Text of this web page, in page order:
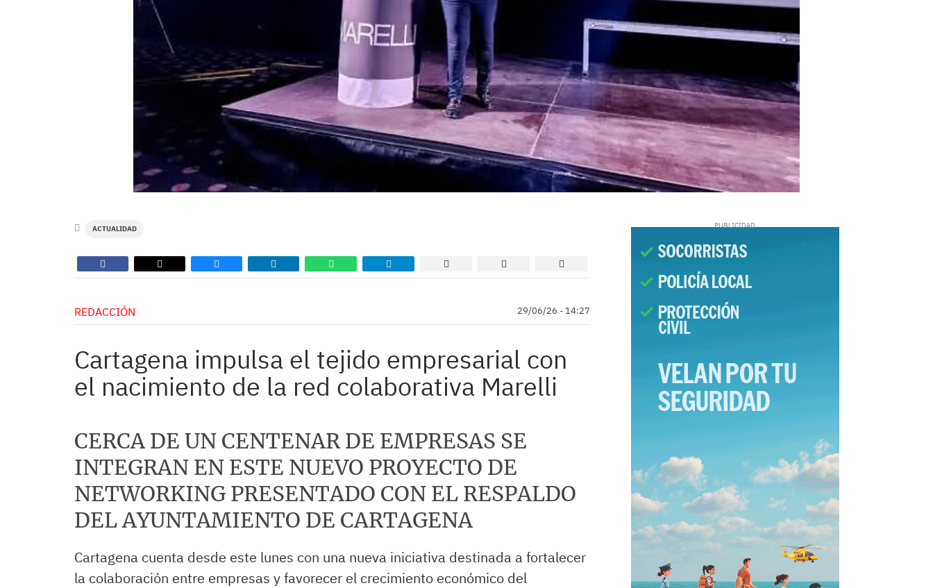
ACTUALIDAD
REDACCIÓN 29/06/26 - 14:27
Cartagena impulsa el tejido empresarial con
el nacimiento de la red colaborativa Marelli
CERCA DE UN CENTENAR DE EMPRESAS SE
INTEGRAN EN ESTE NUEVO PROYECTO DE
NETWORKING PRESENTADO CON EL RESPALDO
DEL AYUNTAMIENTO DE CARTAGENA
Cartagena cuenta desde este lunes con una nueva iniciativa destinada a fortalecer
la colaboración entre empresas y favorecer el crecimiento económico del